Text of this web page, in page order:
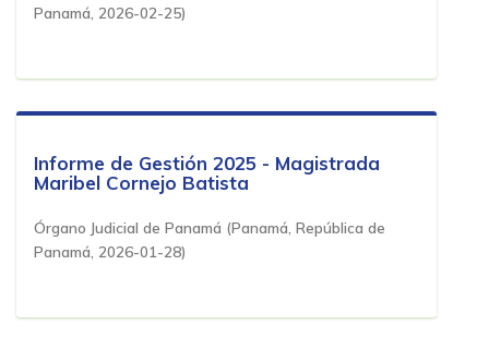
Panamá 2026-02-25)
Informe de Gestión 2025 - Magistrada
Maribel Cornejo Batista
Órgano Judicial de Panamá (Panamá, República de
Panamá 2026-01-28)